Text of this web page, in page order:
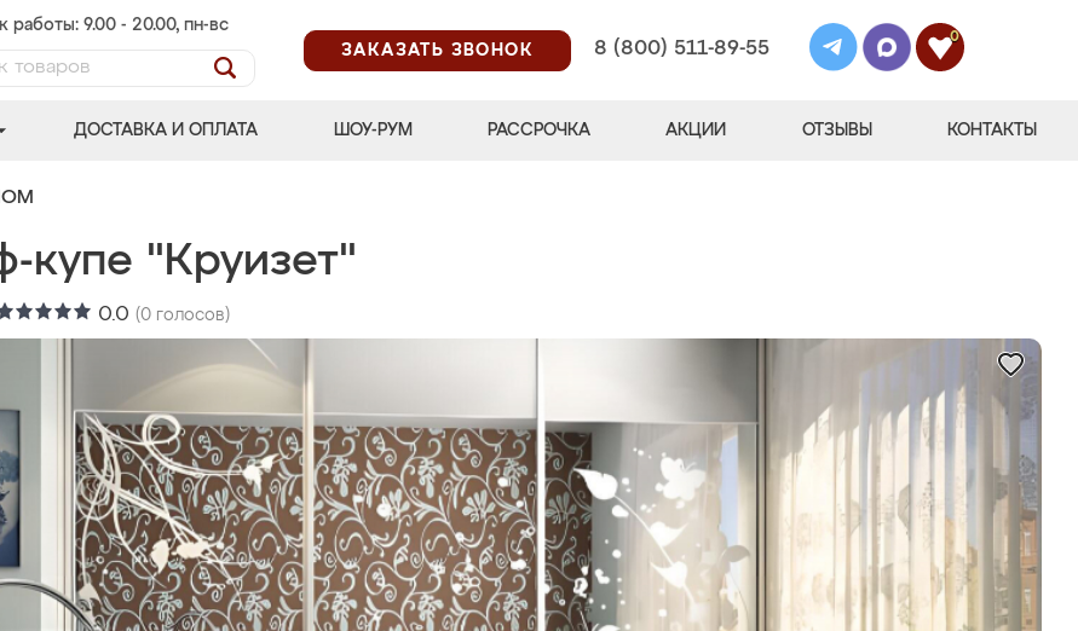
работы: 9.00 - 20.00, пн-вс
ЗАКАЗАТЬ ЗВОНОК
8 (800) 511-89-55
0
ДОСТАВКА И ОПЛАТА ШОУ-РУМ РАССРОЧКА АКЦИИ ОТЗЫВЫ КОНТАКТЫ
купе "Круизет"
0.0 (0 голосов)